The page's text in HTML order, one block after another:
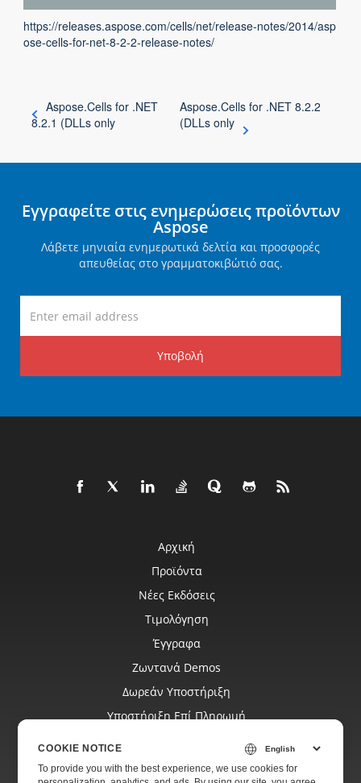
https://releases.aspose.com/cells/net/release-notes/2014/asp
ose-cells-for-net-8-2-2-release-notes/
Aspose.Cells for .NET
8.2.1 (DLLs only
Aspose.Cells for .NET 8.2.2
(DLLs only
Εγγραφείτε στις ενημερώσεις προϊόντων
Aspose
Λάβετε μηνιαία ενημερωτικά δελτία και προσφορές
απευθείας στο γραμματοκιβώτιό σας.
Υποβολή
Αρχική
Προϊόντα
Νέες Εκδόσεις
Τιμολόγηση
Έγγραφα
Ζωντανά Demos
Δωρεάν Υποστήριξη
Υποστήριξη Επί Πληρωμή
Ιστότοποι
COOKIE NOTICE
To provide you with the best experience, we use cookies for